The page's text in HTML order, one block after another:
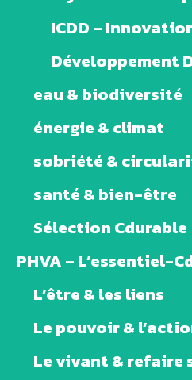
ICDD –
Développement
eau & biodiversité
énergie & climat
sobriété &
santé & bien-être
Sélection Cdurable
PHVA – L’essentiel-
L’être & les liens
Le pouvoir &
Le vivant & refaire